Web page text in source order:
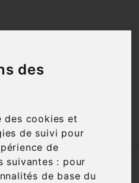
des
des cookies et
de suivi pour
de
suivantes : pour
de base du
Cépage Pinot Blanc